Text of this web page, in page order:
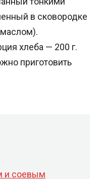
в сковородке
хлеба — 200 г.
приготовить
и соевым